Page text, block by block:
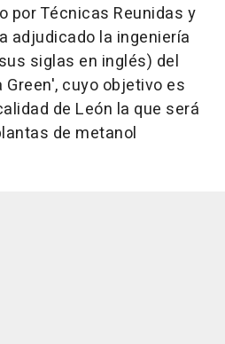
por Técnicas Reunidas y
adjudicado la ingeniería
siglas en inglés) del
cuyo objetivo es
de León la que será
de metanol